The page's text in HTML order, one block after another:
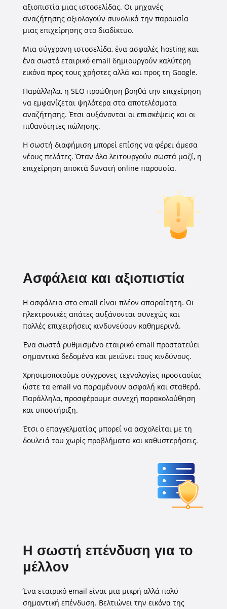
αξιοπιστία μιας ιστοσελίδας. Οι μηχανές
αναζήτησης αξιολογούν συνολικά την παρουσία
μιας επιχείρησης στο διαδίκτυο.
Μια σύγχρονη ιστοσελίδα, ένα ασφαλές hosting και
ένα σωστό εταιρικό email δημιουργούν καλύτερη
εικόνα προς τους χρήστες αλλά και προς τη Google.
Παράλληλα, η SEO προώθηση βοηθά την επιχείρηση
να εμφανίζεται ψηλότερα στα αποτελέσματα
αναζήτησης. Έτσι αυξάνονται οι επισκέψεις και οι
πιθανότητες πώλησης.
Η σωστή διαφήμιση μπορεί επίσης να φέρει άμεσα
νέους πελάτες. Όταν όλα λειτουργούν σωστά μαζί, η
επιχείρηση αποκτά δυνατή online παρουσία.
Ασφάλεια και αξιοπιστία
Η ασφάλεια στο email είναι πλέον απαραίτητη. Οι
ηλεκτρονικές απάτες αυξάνονται συνεχώς και
πολλές επιχειρήσεις κινδυνεύουν καθημερινά.
Ένα σωστά ρυθμισμένο εταιρικό email προστατεύει
σημαντικά δεδομένα και μειώνει τους κινδύνους.
Χρησιμοποιούμε σύγχρονες τεχνολογίες προστασίας
ώστε τα email να παραμένουν ασφαλή και σταθερά.
Παράλληλα, προσφέρουμε συνεχή παρακολούθηση
και υποστήριξη.
Έτσι ο επαγγελματίας μπορεί να ασχολείται με τη
δουλειά του χωρίς προβλήματα και καθυστερήσεις.
Η σωστή επένδυση για το
μέλλον
Ένα εταιρικό email είναι μια μικρή αλλά πολύ
σημαντική επένδυση. Βελτιώνει την εικόνα της